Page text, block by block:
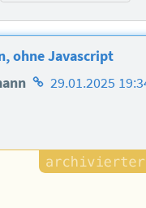
ohne Javascript
Homepage
29.01.2025